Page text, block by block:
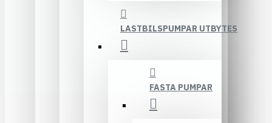
LASTBILSPUMPAR UTBYTES
FASTA PUMPAR